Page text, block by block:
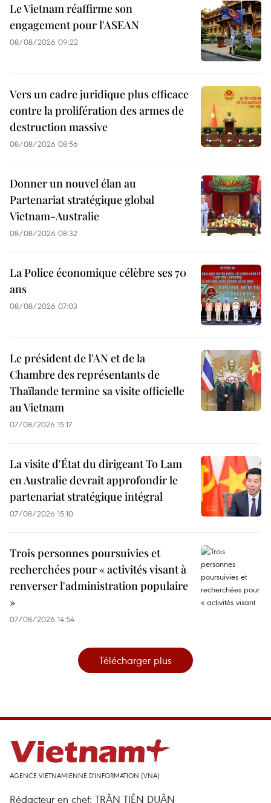
Le Vietnam réaffirme son
engagement pour l'ASEAN
08/08/2026 09:22
Vers un cadre juridique plus efficace
contre la prolifération des armes de
destruction massive
08/08/2026 08:56
Donner un nouvel élan au
Partenariat stratégique global
Vietnam-Australie
08/08/2026 08:32
La Police économique célèbre ses 70
ans
08/08/2026 07:03
Le président de l'AN et de la
Chambre des représentants de
Thaïlande termine sa visite officielle
au Vietnam
07/08/2026 15:17
La visite d'État du dirigeant To Lam
en Australie devrait approfondir le
partenariat stratégique intégral
07/08/2026 15:10
Trois personnes poursuivies et
recherchées pour « activités visant à
renverser l'administration populaire
»
07/08/2026 14:54
Télécharger plus
AGENCE VIETNAMIENNE D'INFORMATION (VNA)
Rédacteur en chef: TRÂN TIÊN DUÂN